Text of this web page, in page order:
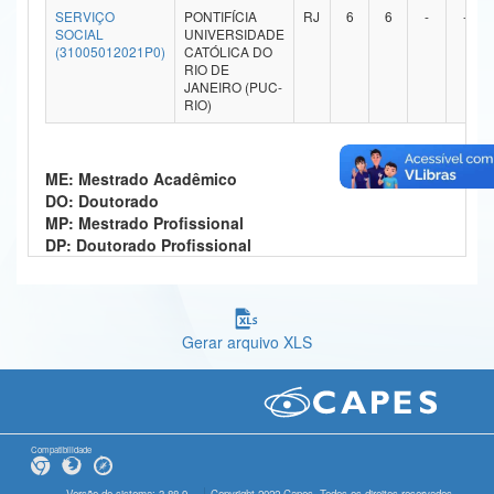
Ministério da Ciência, Tecnologia, Inovações e Comunicações
Controladoria-Geral da União
Ministério da Mulher, da Família e dos Direitos Humanos
Banco Central do Brasil
SERVIÇO
SOCIAL
(31005012021P0)
PONTIFÍCIA
UNIVERSIDADE
CATÓLICA DO
RIO DE
JANEIRO (PUC-
RIO)
RJ 6 6 - -
ME: Mestrado Acadêmico
DO: Doutorado
MP: Mestrado Profissional
DP: Doutorado Profissional
Gerar arquivo XLS
Compatibilidade